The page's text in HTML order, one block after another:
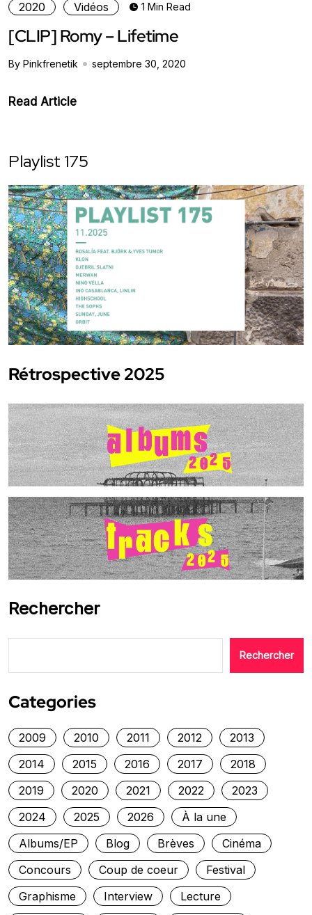
2020 Vidéos 1 Min Read
[CLIP] Romy – Lifetime
By Pinkfrenetik septembre 30, 2020
Read Article
Playlist 175
Rétrospective 2025
Rechercher
Rechercher
Categories
2009 2010 2011 2012
2013
2014
2015 2016 2017
2018
2019
2020 2021 2022
2023
2024
2025 2026
À la une
Albums/EP
Blog Brèves
Cinéma
Concours
Coup de coeur
Festival
Graphisme
Interview
Lecture